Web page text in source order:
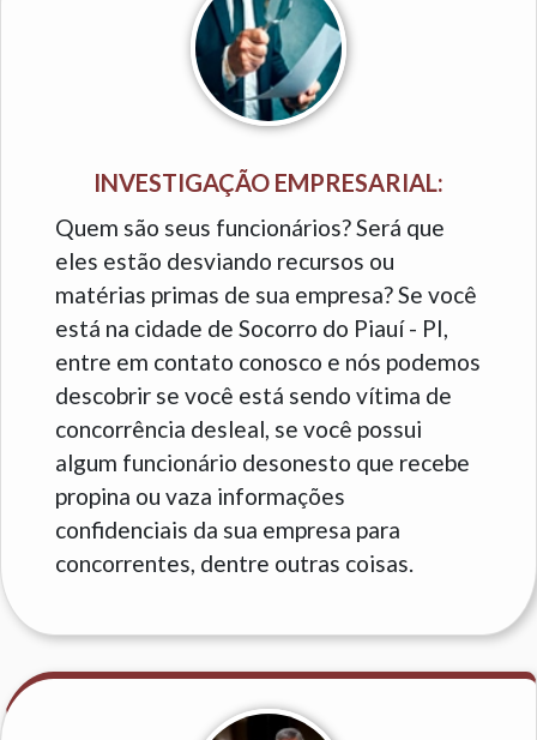
INVESTIGAÇÃO EMPRESARIAL:
Quem são seus funcionários? Será que
eles estão desviando recursos ou
matérias primas de sua empresa? Se você
está na cidade de Socorro do Piauí - PI,
entre em contato conosco e nós podemos
descobrir se você está sendo vítima de
concorrência desleal, se você possui
algum funcionário desonesto que recebe
propina ou vaza informações
confidenciais da sua empresa para
concorrentes, dentre outras coisas.